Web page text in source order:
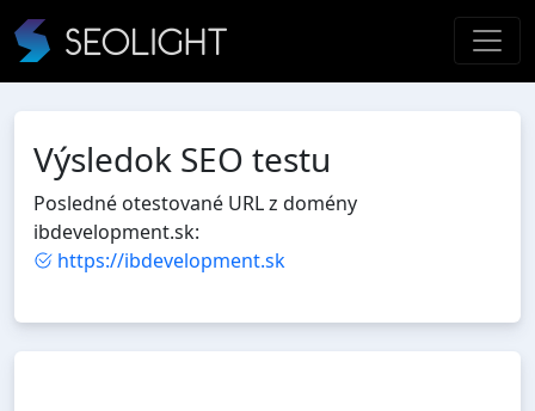
Výsledok SEO testu
Posledné otestované URL z domény
ibdevelopment.sk:
https://ibdevelopment.sk